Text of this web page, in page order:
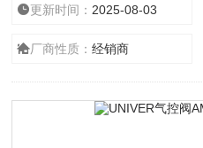
这对于需要快速切换流体路径的应
**：某些气控阀具备安全锁定机
例如紧急停止按钮或安全泄压阀。
更新时间： 2025-08-03
厂商性质：经销商